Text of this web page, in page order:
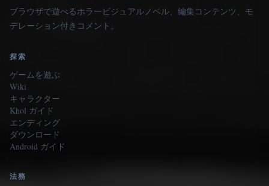
ブラウザで遊べるホラービジュアルノベル、編集コンテンツ、モ
デレーション付きコメント。
探索
ゲームを遊ぶ
Wiki
キャラクター
Khol ガイド
エンディング
ダウンロード
Android ガイド
法務